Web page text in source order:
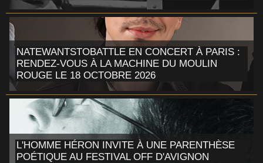
NATEWANTSTOBATTLE EN CONCERT À PARIS :
RENDEZ-VOUS À LA MACHINE DU MOULIN
ROUGE LE 18 OCTOBRE 2026
L'HOMME HÉRON INVITE À UNE PARENTHÈSE
POÉTIQUE AU FESTIVAL OFF D'AVIGNON